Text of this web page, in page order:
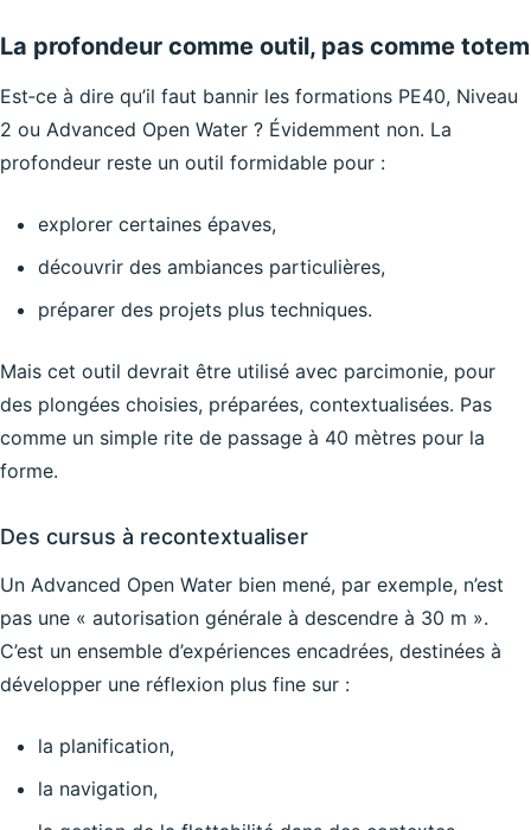
La profondeur comme outil, pas comme totem
Est‑ce à dire qu’il faut bannir les formations PE40, Niveau
2 ou Advanced Open Water ? Évidemment non. La
profondeur reste un outil formidable pour :
explorer certaines épaves,
découvrir des ambiances particulières,
préparer des projets plus techniques.
Mais cet outil devrait être utilisé avec parcimonie, pour
des plongées choisies, préparées, contextualisées. Pas
comme un simple rite de passage à 40 mètres pour la
forme.
Des cursus à recontextualiser
Un Advanced Open Water bien mené, par exemple, n’est
pas une « autorisation générale à descendre à 30 m ».
C’est un ensemble d’expériences encadrées, destinées à
développer une réflexion plus fine sur :
la planification,
la navigation,